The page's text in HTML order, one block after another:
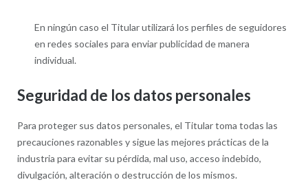
En ningún caso el Titular utilizará los perfiles de seguidores
en redes sociales para enviar publicidad de manera
individual.
Seguridad de los datos personales
Para proteger sus datos personales, el Titular toma todas las
precauciones razonables y sigue las mejores prácticas de la
industria para evitar su pérdida, mal uso, acceso indebido,
divulgación, alteración o destrucción de los mismos.